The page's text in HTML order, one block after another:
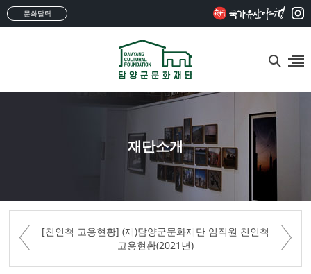
문화달력
재단소개
[친인척 고용현황] (재)담양군문화재단 임직원 친인척
고용현황(2021년)